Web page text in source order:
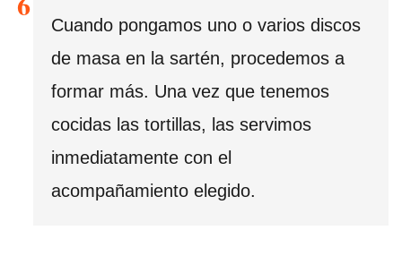
Cuando pongamos uno o varios discos
de masa en la sartén, procedemos a
formar más. Una vez que tenemos
cocidas las tortillas, las servimos
inmediatamente con el
acompañamiento elegido.